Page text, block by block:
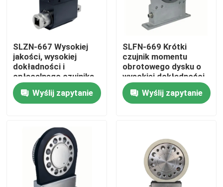
Do domu
Produkty
O nas
Kontrola jakości
Skontaktuj się z nami
SLZN-667 Wysokiej
jakości, wysokiej
dokładności i
opłacalnego czujnika
momentu obrotowego
Wyślij zapytanie
SLFN-669 Krótki
czujnik momentu
obrotowego dysku o
wysokiej dokładności
wymiarów osiowych
Wyślij zapytanie